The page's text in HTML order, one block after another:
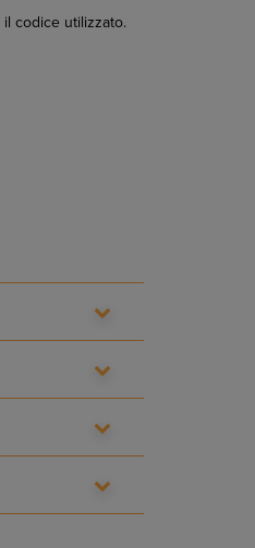
il codice utilizzato.